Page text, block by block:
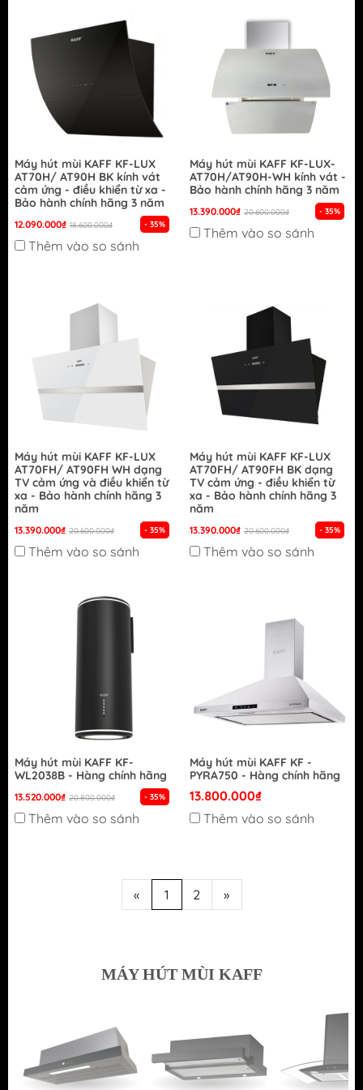
Máy hút mùi KAFF KF-LUX
AT70H/ AT90H BK kính vát
cảm ứng - điều khiển từ xa -
Bảo hành chính hãng 3 năm
12.090.000₫ 18.600.000₫ - 35%
Thêm vào so sánh
Máy hút mùi KAFF KF-LUX-
AT70H/AT90H-WH kính vát -
Bảo hành chính hãng 3 năm
13.390.000₫ 20.600.000₫ - 35%
Thêm vào so sánh
Máy hút mùi KAFF KF-LUX
AT70FH/ AT90FH WH dạng
TV cảm ứng và điều khiển từ
xa - Bảo hành chính hãng 3
năm
13.390.000₫ 20.600.000₫ - 35%
Thêm vào so sánh
Máy hút mùi KAFF KF-LUX
AT70FH/ AT90FH BK dạng
TV cảm ứng - điều khiển từ
xa - Bảo hành chính hãng 3
năm
13.390.000₫ 20.600.000₫ - 35%
Thêm vào so sánh
Máy hút mùi KAFF KF-
WL2038B - Hàng chính hãng
13.520.000₫ 20.800.000₫ - 35%
Thêm vào so sánh
Máy hút mùi KAFF KF -
PYRA750 - Hàng chính hãng
13.800.000₫
Thêm vào so sánh
« 1 2 »
MÁY HÚT MÙI KAFF